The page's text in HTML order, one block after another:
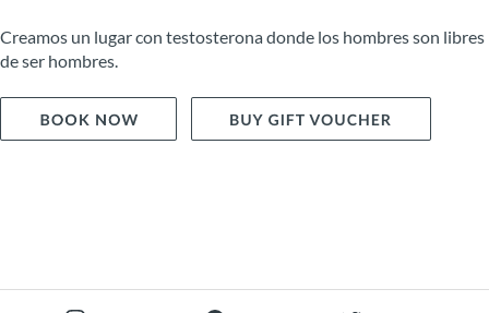
Creamos un lugar con testosterona donde los hombres son libres
de ser hombres.